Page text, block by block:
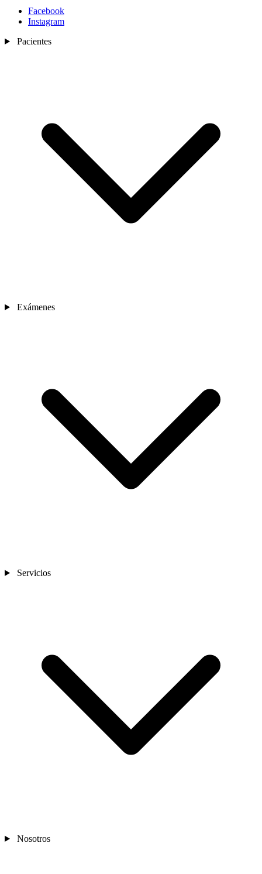
Nosotros
Sedes
Contacto
Facebook
Instagram
Pacientes
Exámenes
Servicios
Nosotros